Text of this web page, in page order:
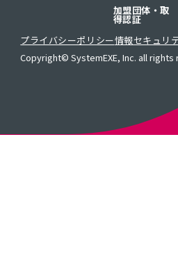
加盟団体・取
得認証
プライバシーポリシー情報セキュリ
Copyright© SystemEXE, Inc. all rights